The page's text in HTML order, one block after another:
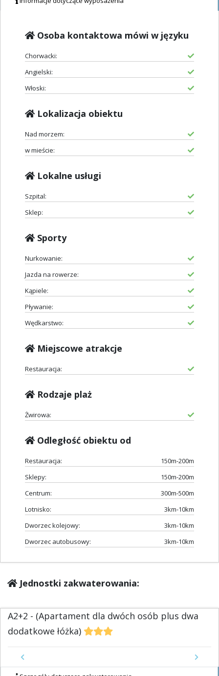
Osoba kontaktowa mówi w języku
Chorwacki:
Angielski:
Włoski:
Lokalizacja obiektu
Nad morzem:
w mieście:
Lokalne usługi
Szpital:
Sklep:
Sporty
Nurkowanie:
Jazda na rowerze:
Kąpiele:
Pływanie:
Wędkarstwo:
Miejscowe atrakcje
Restauracja:
Rodzaje plaż
Żwirowa:
Odległość obiektu od
Restauracja:
150m-200m
Sklepy:
150m-200m
Centrum:
300m-500m
Lotnisko:
3km-10km
Dworzec kolejowy:
3km-10km
Dworzec autobusowy:
3km-10km
Jednostki zakwaterowania:
A2+2 - (Apartament dla dwóch osób plus dwa
dodatkowe łóżka)
Previous
Next